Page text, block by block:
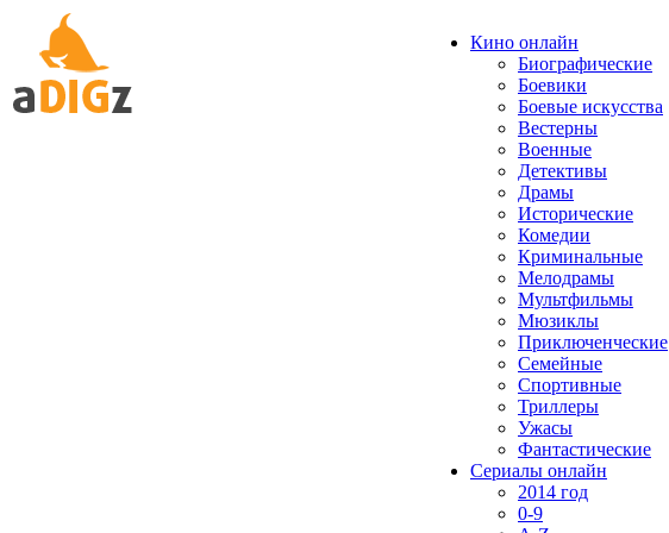
Кино онлайн
Биографические
Боевики
Боевые искусства
Вестерны
Военные
Детективы
Драмы
Исторические
Комедии
Криминальные
Мелодрамы
Мультфильмы
Мюзиклы
Приключенческие
Семейные
Спортивные
Триллеры
Ужасы
Фантастические
Сериалы онлайн
2014 год
0-9